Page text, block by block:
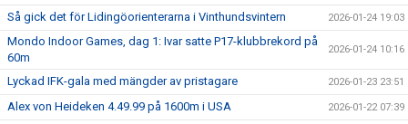
Så gick det för Lidingöorienterarna i Vinthundsvintern 2026-01-24 19:03
Mondo Indoor Games, dag 1: Ivar satte P17-klubbrekord på
60m
2026-01-24 10:16
Lyckad IFK-gala med mängder av pristagare 2026-01-23 23:51
Alex von Heideken 4.49.99 på 1600m i USA 2026-01-22 07:39